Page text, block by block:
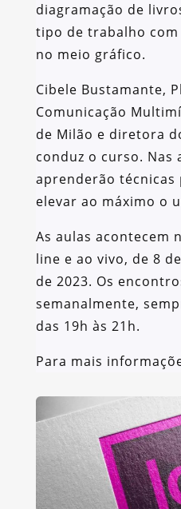
diagramação de
tipo de trabalho
no meio gráfico.
Cibele Bustamante,
Comunicação
de Milão e diretora
conduz o curso. Nas
aprenderão
elevar ao máximo o
As aulas acontecem
line e ao vivo, de 8
de 2023. Os
semanalmente,
das 19h às 21h.
Para mais